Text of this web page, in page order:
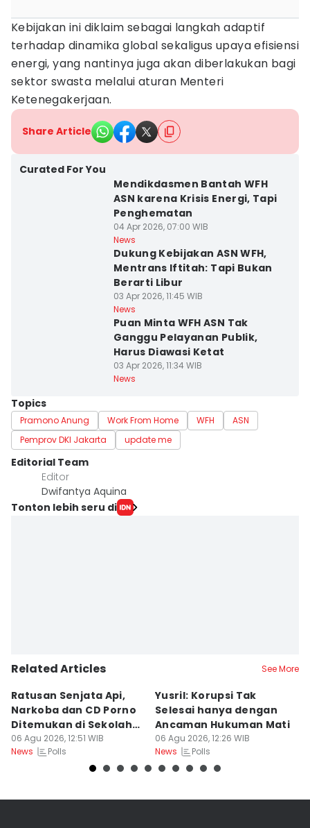
Kebijakan ini diklaim sebagai langkah adaptif
terhadap dinamika global sekaligus upaya efisiensi
energi, yang nantinya juga akan diberlakukan bagi
sektor swasta melalui aturan Menteri
Ketenegakerjaan.
Share Article
Curated For You
Mendikdasmen Bantah WFH
ASN karena Krisis Energi, Tapi
Penghematan
04 Apr 2026, 07:00 WIB
News
Dukung Kebijakan ASN WFH,
Mentrans Iftitah: Tapi Bukan
Berarti Libur
03 Apr 2026, 11:45 WIB
News
Puan Minta WFH ASN Tak
Ganggu Pelayanan Publik,
Harus Diawasi Ketat
03 Apr 2026, 11:34 WIB
News
Topics
Pramono Anung Work From Home WFH
ASN
Pemprov DKI Jakarta
update me
Editorial Team
Editor
Dwifantya Aquina
Tonton lebih seru di
Related Articles See More
Ratusan Senjata Api,
Narkoba dan CD Porno
Ditemukan di Sekolah
Jaksel
06 Agu 2026, 12:51 WIB
News
Polls
Yusril: Korupsi Tak
Selesai hanya dengan
Ancaman Hukuman Mati
06 Agu 2026, 12:26 WIB
News
Polls